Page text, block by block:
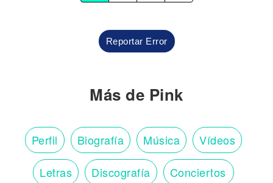
Reportar Error
Más de Pink
Perfil Biografía Música Vídeos
Letras Discografía Conciertos